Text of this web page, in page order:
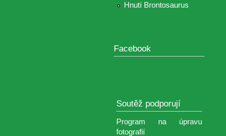
Hnutí Brontosaurus
Facebook
Soutěž podporují
Program na úpravu
fotografií